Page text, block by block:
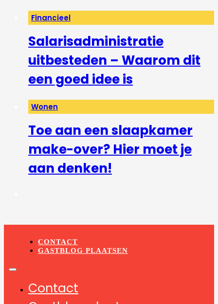
Financieel
Salarisadministratie
uitbesteden – Waarom dit
een goed idee is
Wonen
Toe aan een slaapkamer
make-over? Hier moet je
aan denken!
CONTACT
GASTBLOG PLAATSEN
Contact